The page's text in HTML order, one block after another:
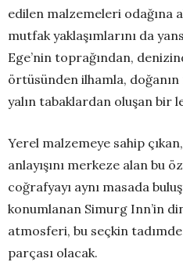
edilen malzemeleri odağına
mutfak yaklaşımlarını da
Ege’nin toprağından,
örtüsünden ilhamla,
yalın tabaklardan oluşan bir
Yerel malzemeye sahip
anlayışını merkeze alan bu
coğrafyayı aynı masada
konumlanan Simurg Inn’in
atmosferi, bu seçkin
parçası olacak.